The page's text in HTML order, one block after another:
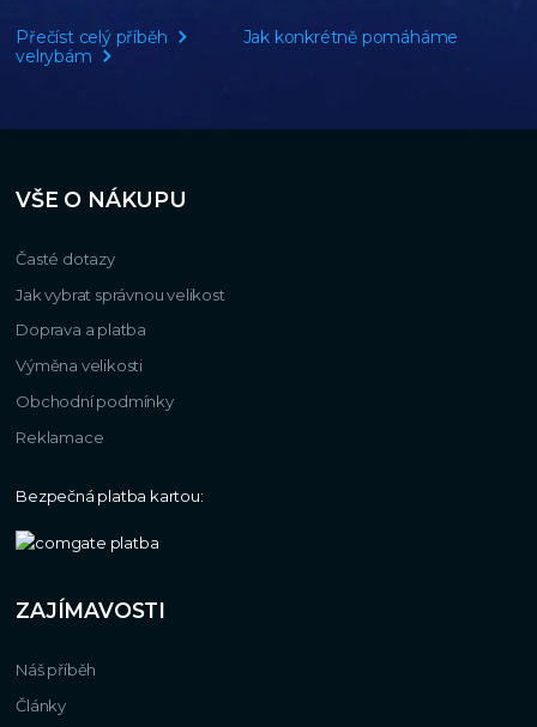
Přečíst celý příběh
Jak konkrétně pomáháme
velrybám
VŠE O NÁKUPU
Časté dotazy
Jak vybrat správnou velikost
Doprava a platba
Výměna velikosti
Obchodní podmínky
Reklamace
Bezpečná platba kartou:
ZAJÍMAVOSTI
Náš příběh
Články